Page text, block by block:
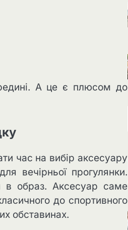
А це є плюсом до
час на вибір аксесуару
вечірньої прогулянки.
в образ. Аксесуар саме
до спортивного
обставинах.